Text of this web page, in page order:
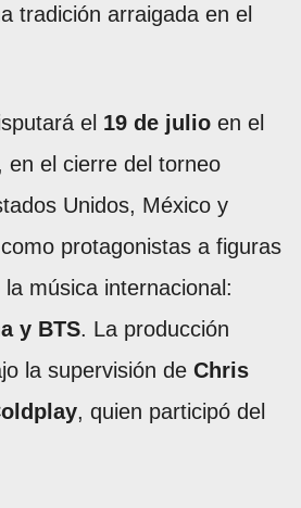
tradición arraigada en el
el 19 de julio en el
en el cierre del torneo
Unidos, México y
protagonistas a figuras
música internacional:
y BTS. La producción
la supervisión de Chris
, quien participó del